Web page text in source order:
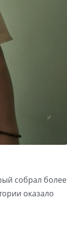
собрал более
оказало